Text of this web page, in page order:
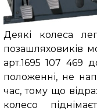
Деякі колеса
позашляховиків
арт.1695 107 469
положенні, не
час, тому що
колесо